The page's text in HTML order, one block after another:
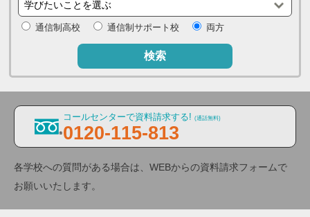
通信制高校 通信制サポート校 両方
検索
コールセンターで資料請求する! (通話無料)
0120-115-813
各学校への質問がある場合は、WEBからの資料請求フォームで
お願いいたします。